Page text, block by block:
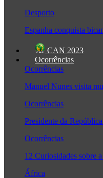
Desporto
Espanha conquista
CAN 2023
Ocorrências
Ocorrências
Manuel Nunes visita
Ocorrências
Presidente da
Ocorrências
12 Curiosidades sobre
África